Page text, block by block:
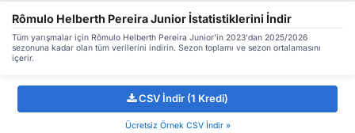
Rômulo Helberth Pereira Junior İstatistiklerini İndir
Tüm yarışmalar için Rômulo Helberth Pereira Junior'in 2023'dan 2025/2026
sezonuna kadar olan tüm verilerini indirin. Sezon toplamı ve sezon ortalamasını
içerir.
CSV İndir (1 Kredi)
Ücretsiz Örnek CSV İndir »